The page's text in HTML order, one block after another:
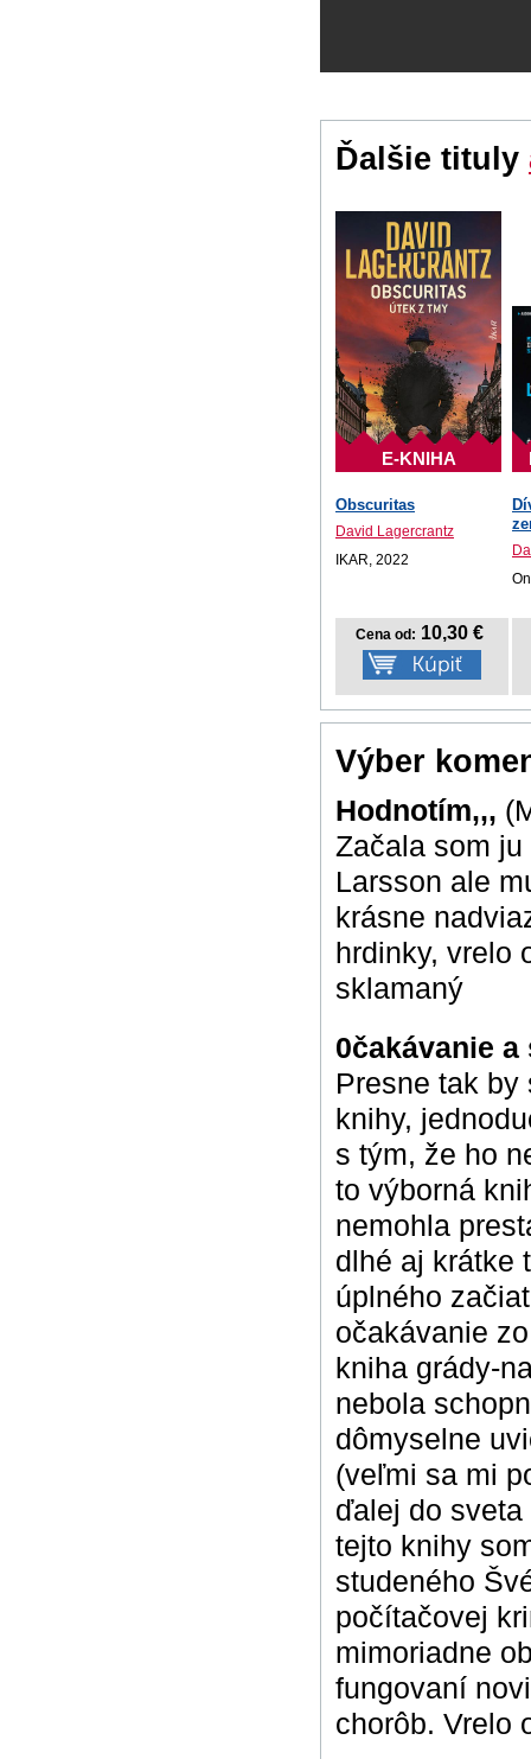
Ďalšie tituly
E-KNIHA
Obscuritas
David Lagercrantz
IKAR, 2022
Cena od: 10,30 €
Výber
Hodnotím,,,
Začala som
Larsson ale
krásne
hrdinky, vrelo
sklamaný
0čakávanie
Presne tak
knihy,
s tým, že ho
to výborná
nemohla
dlhé aj krátke
úplného
očakávanie
kniha grády-
nebola
dômyselne
(veľmi sa mi
ďalej do
tejto knihy
studeného
počítačovej
mimoriadne
fungovaní
chorôb. Vrelo